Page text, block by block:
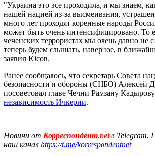
"Украина это все проходила, и мы знаем,
нашей нацией из-за высмеивания,
много лет проходят коренные народы
может быть очень интенсифицировано. То
чеченских террористах мы очень давно не
теперь будем слышать, наверное, в
заявил Юсов.
Ранее сообщалось, что секретарь Совета
безопасности и обороны (СНБО) Алексей
посоветовал главе Чечни Рамзану Кадырову
независимость Ичкерии.
Новини от Корреспондент.netв Telegram.
наш канал https://t.me/korrespondentnet